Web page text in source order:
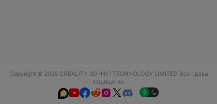
Copyright © 2025 CREALITY 3D (HK) TECHNOLOGY LIMITED Все права
защищены.
  